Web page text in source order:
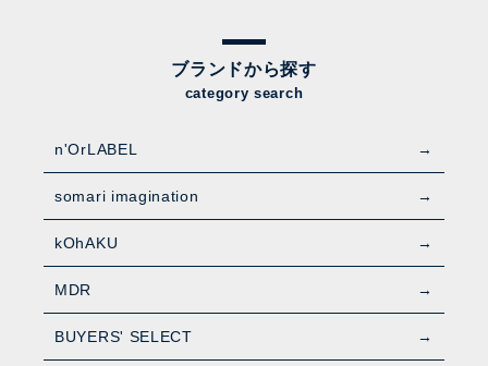
ブランドから探す
category search
n'OrLABEL
somari imagination
kOhAKU
MDR
BUYERS' SELECT